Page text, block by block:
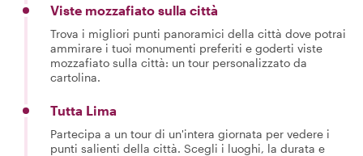
Viste mozzafiato sulla città
Trova i migliori punti panoramici della città dove potrai
ammirare i tuoi monumenti preferiti e goderti viste
mozzafiato sulla città: un tour personalizzato da
cartolina.
Tutta Lima
Partecipa a un tour di un'intera giornata per vedere i
punti salienti della città. Scegli i luoghi, la durata e